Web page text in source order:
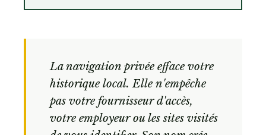
La navigation privée efface votre
historique local. Elle n'empêche
pas votre fournisseur d'accès,
votre employeur ou les sites visités